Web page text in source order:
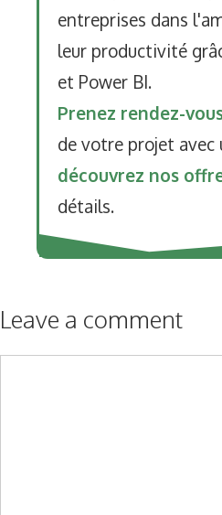
entreprises dans
leur productivité
et Power BI.
Prenez rendez-
de votre projet avec
découvrez nos
détails.
Leave a comment